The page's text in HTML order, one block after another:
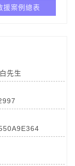
援案例總表
先生